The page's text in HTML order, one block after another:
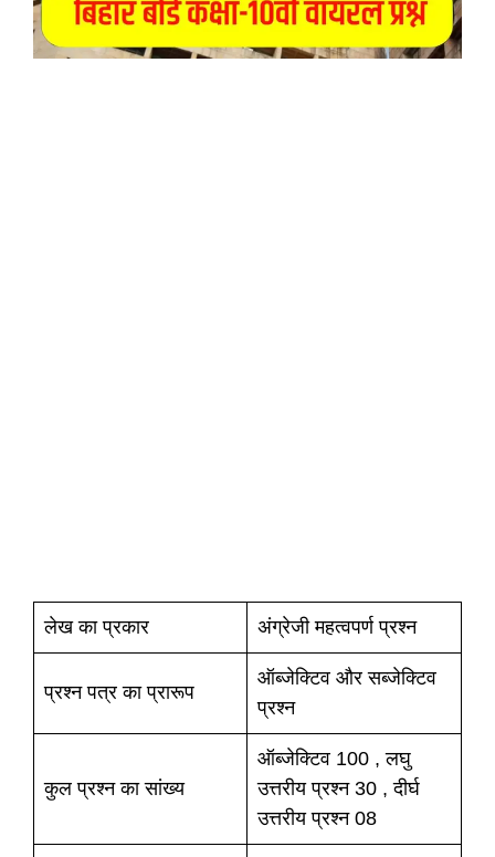
लेख का प्रकार अंग्रेजी महत्वपर्ण प्रश्न
प्रश्न पत्र का प्रारूप
ऑब्जेक्टिव और सब्जेक्टिव
प्रश्न
कुल प्रश्न का सांख्य
ऑब्जेक्टिव 100 , लघु
उत्तरीय प्रश्न 30 , दीर्घ
उत्तरीय प्रश्न 08